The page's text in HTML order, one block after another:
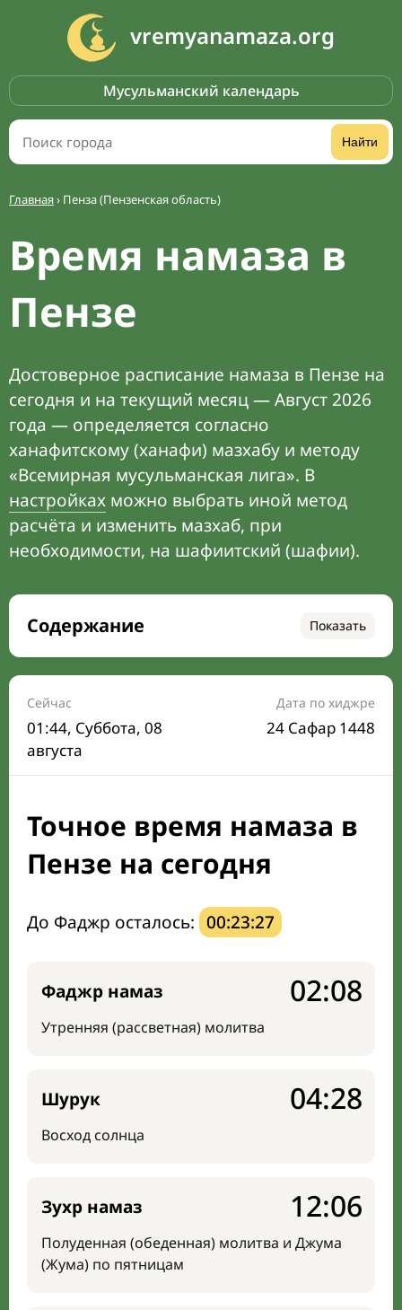
vremyanamaza.org
Мусульманский календарь
Найти
Главная› Пенза (Пензенская область)
Время намаза в
Пензе
Достоверное расписание намаза в Пензе на
сегодня и на текущий месяц — Август 2026
года — определяется согласно
ханафитскому (ханафи) мазхабу и методу
«Всемирная мусульманская лига». В
настройках можно выбрать иной метод
расчёта и изменить мазхаб, при
необходимости, на шафиитский (шафии).
Содержание Показать
Время намаза на сегодня
Расписание на месяц
Время Сухура и Ифтара на сегодня
Календарь рамадана
Направление киблы
Сейчас
01:44, Суббота, 08
августа
Дата по хиджре
24 Сафар 1448
Точное время намаза в
Пензе на сегодня
До Фаджр осталось: 00:23:26
Фаджр намаз
Утренняя (рассветная) молитва
02:08
Шурук
Восход солнца
04:28
Зухр намаз
Полуденная (обеденная) молитва и Джума
(Жума) по пятницам
12:06